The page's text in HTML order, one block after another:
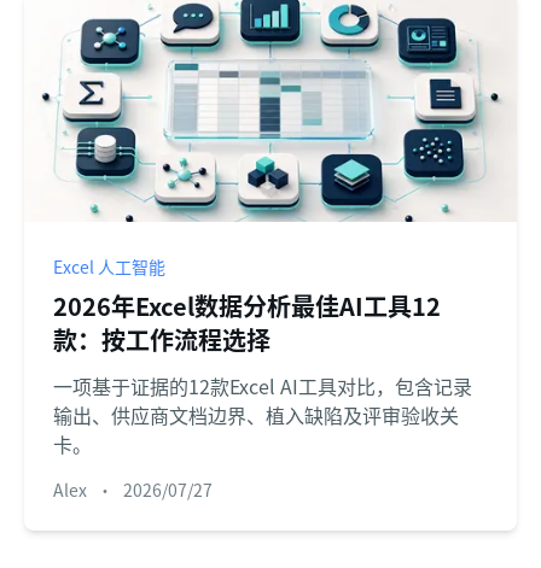
Excel 人工智能
2026年Excel数据分析最佳AI工具12
款：按工作流程选择
一项基于证据的12款Excel AI工具对比，包含记录
输出、供应商文档边界、植入缺陷及评审验收关
卡。
Alex • 2026/07/27